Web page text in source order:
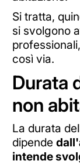
Si tratta,
si svolgono
così via.
Durata
non
La durata
dipende
intende